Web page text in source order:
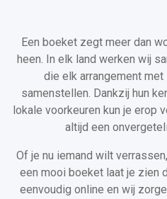
Een boeket zegt meer dan
heen. In elk land werken wij
die elk arrangement
samenstellen. Dankzij hun
lokale voorkeuren kun je erop
altijd een
Of je nu iemand wilt
een mooi boeket laat je zien
eenvoudig online en wij